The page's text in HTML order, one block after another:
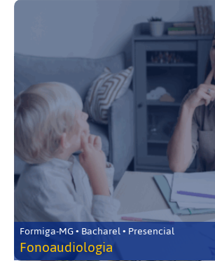
Formiga-MG • Bacharel • Presencial
Fonoaudiologia